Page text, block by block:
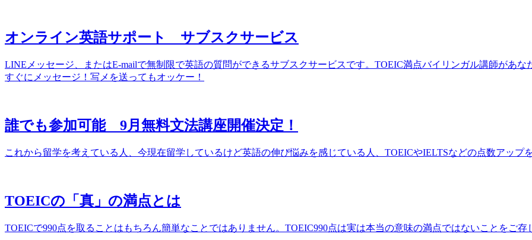
オンライン英語サポート サブスクサービス
LINEメッセージ、またはE-mailで無制限で英語の質問ができるサブスクサービスです。TOEIC満点バイリンガル講師があ
すぐにメッセージ！写メを送ってもオッケー！
誰でも参加可能 9月無料文法講座開催決定！
これから留学を考えている人、今現在留学しているけど英語の伸び悩みを感じている人、TOEICやIELTSなどの点数アップ
TOEICの「真」の満点とは
TOEICで990点を取ることはもちろん簡単なことではありません。TOEIC990点は実は本当の意味の満点ではないことをご